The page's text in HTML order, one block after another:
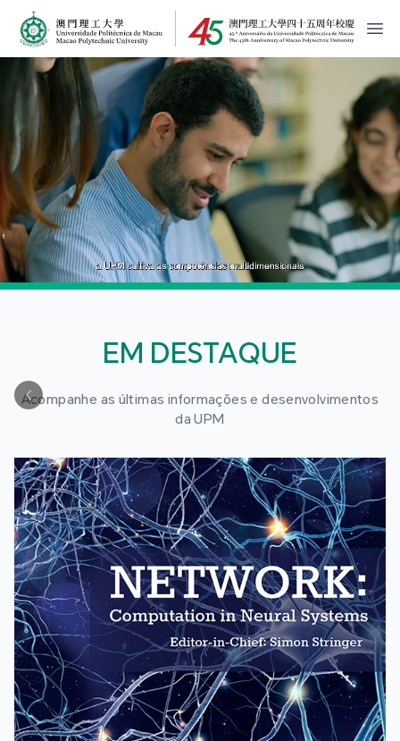
MPU Logo
開
EM DESTAQUE
Acompanhe as últimas informações e desenvolvimentos
da UPM
UPM realiza trabalhos de prevenção e inspecção